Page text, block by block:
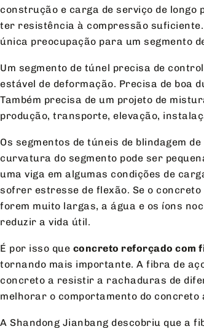
construção e carga de serviço de longo
ter resistência à compressão
única preocupação para um segmento
Um segmento de túnel precisa de
estável de deformação. Precisa de boa
Também precisa de um projeto de
produção, transporte, elevação,
Os segmentos de túneis de blindagem
curvatura do segmento pode ser
uma viga em algumas condições de
sofrer estresse de flexão. Se o
forem muito largas, a água e os íons
reduzir a vida útil.
É por isso que concreto reforçado com
tornando mais importante. A fibra de
concreto a resistir a rachaduras de
melhorar o comportamento do
A Shandong Jianbang descobriu que a